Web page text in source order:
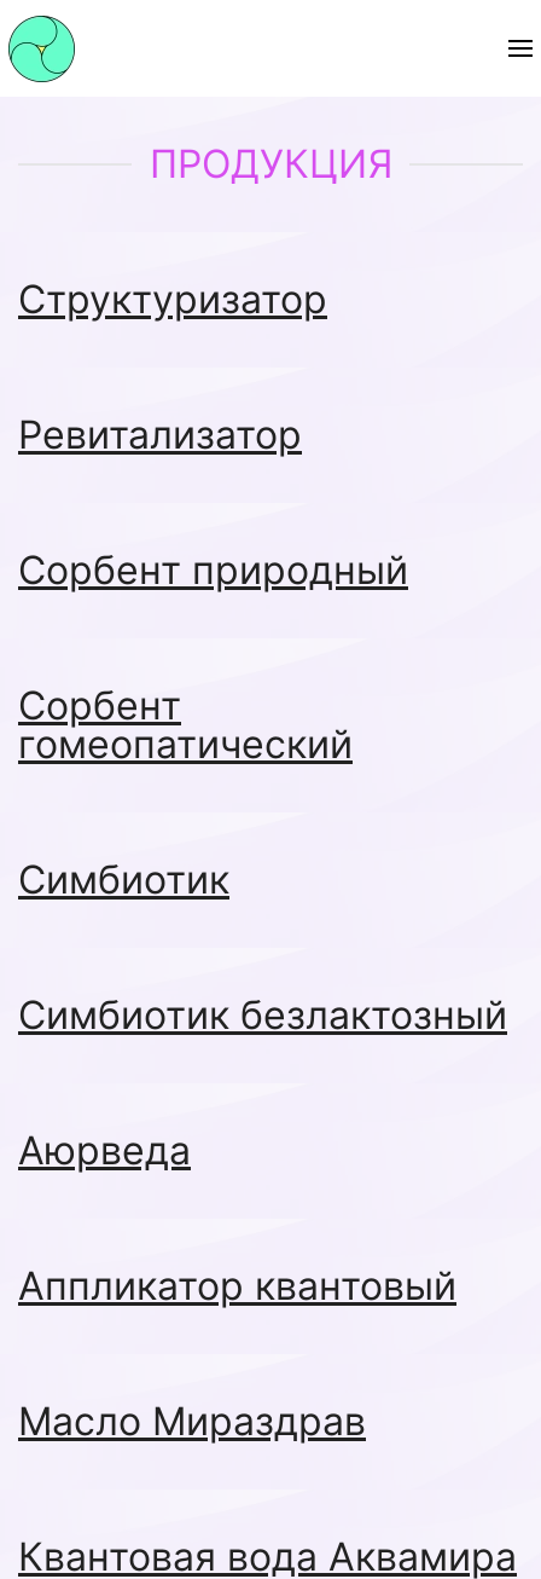
ПРОДУКЦИЯ
Структуризатор
Ревитализатор
Сорбент природный
Сорбент
гомеопатический
Симбиотик
Симбиотик безлактозный
Аюрведа
Аппликатор квантовый
Масло Мираздрав
Квантовая вода Аквамира